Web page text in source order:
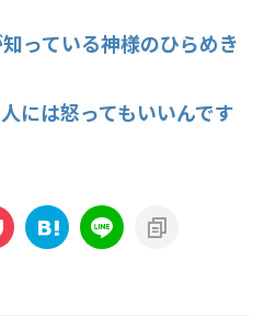
っている神様のひらめき
には怒ってもいいんです